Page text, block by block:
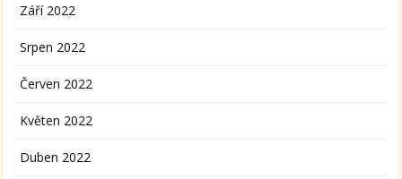
Září 2022
Srpen 2022
Červen 2022
Květen 2022
Duben 2022